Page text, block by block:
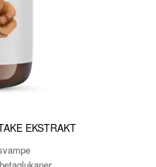
EKSTRAKT